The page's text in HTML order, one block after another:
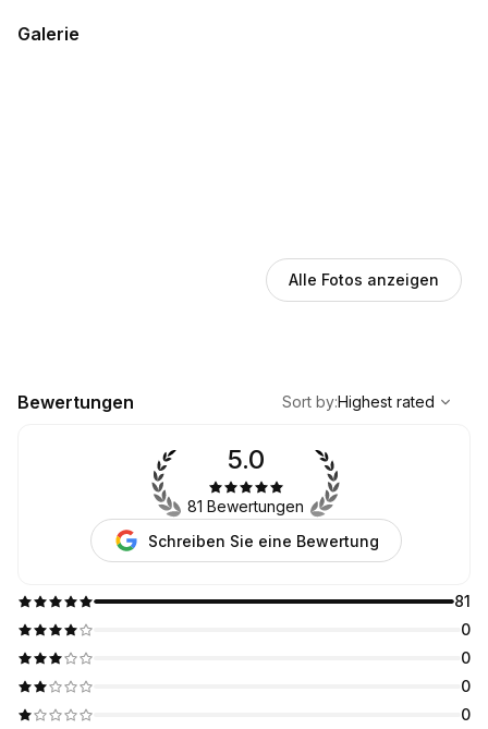
Galerie
Alle Fotos anzeigen
Bewertungen
Highest rated
Sort by:Highest rated
81
0
0
0
0
5.0
81 Bewertungen
Schreiben Sie eine Bewertung